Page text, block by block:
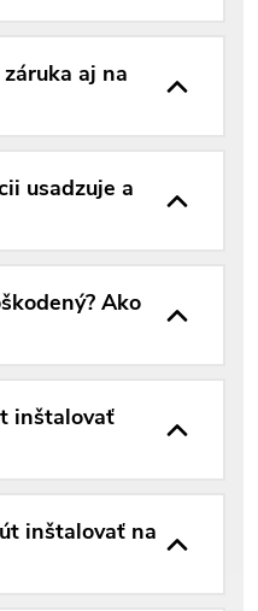
aj na
usadzuje a
Ako
inštalovať
inštalovať na